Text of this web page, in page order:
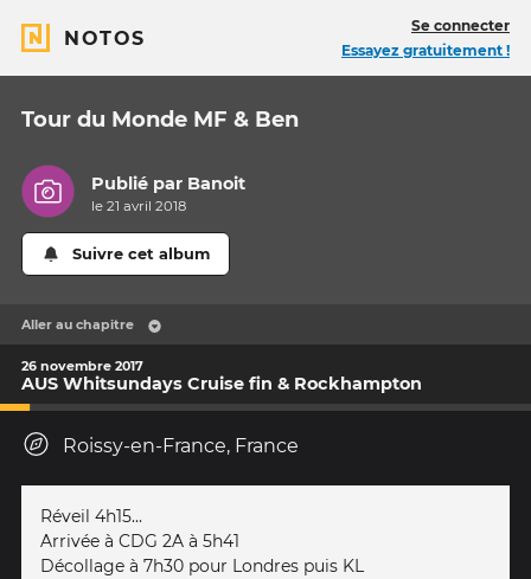
NOTOS
Se connecter
Essayez gratuitement !
Tour du Monde MF & Ben
Publié par Banoit
le 21 avril 2018
Suivre cet album
Aller au chapitre
26 novembre 2017
AUS Whitsundays Cruise fin & Rockhampton
Roissy-en-France, France
Réveil 4h15...
Arrivée à CDG 2A à 5h41
Décollage à 7h30 pour Londres puis KL